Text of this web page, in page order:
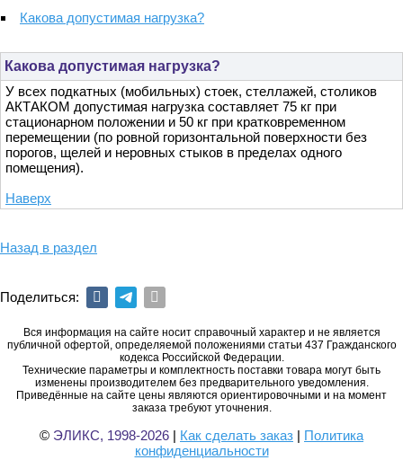
Какова допустимая нагрузка?
Какова допустимая нагрузка?
У всех подкатных (мобильных) стоек, стеллажей, столиков
АКТАКОМ допустимая нагрузка составляет 75 кг при
стационарном положении и 50 кг при кратковременном
перемещении (по ровной горизонтальной поверхности без
порогов, щелей и неровных стыков в пределах одного
помещения).
Наверх
Назад в раздел
Поделиться:
Вся информация на сайте носит справочный характер и не является
публичной офертой, определяемой положениями статьи 437 Гражданского
кодекса Российской Федерации.
Технические параметры и комплектность поставки товара могут быть
изменены производителем без предварительного уведомления.
Приведённые на сайте цены являются ориентировочными и на момент
заказа требуют уточнения.
© ЭЛИКС, 1998-2026 | Как сделать заказ | Политика
конфиденциальности